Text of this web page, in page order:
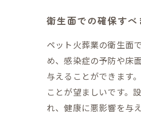
衛生面での確保すべ
ペット火葬業の衛生面
め、感染症の予防や床
与えることができます
ことが望ましいです。
れ、健康に悪影響を与